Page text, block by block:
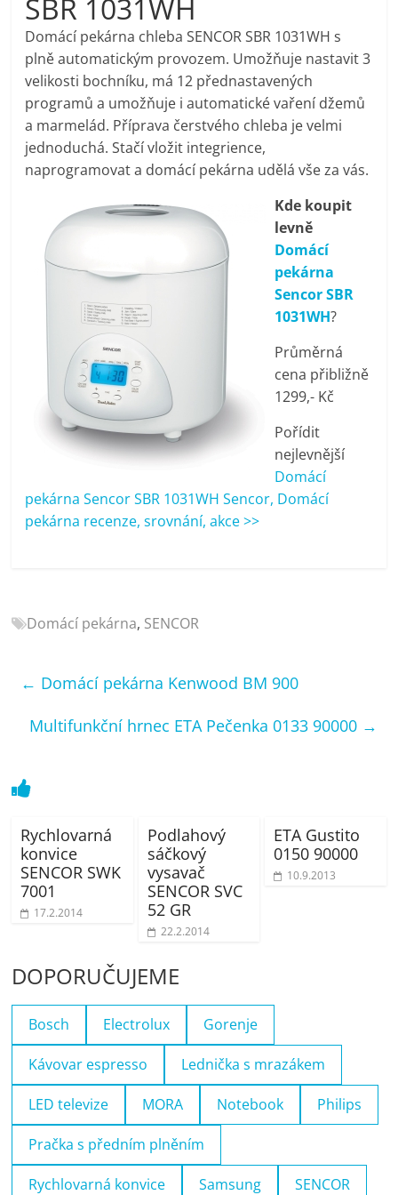
pračky,
televize,
notebooky,
mobilní
telefony,
kávovary,
bazény
elektronika
porovnání
Elektro
pračky,
televize,
bazény
SBR 1031WH
Domácí pekárna chleba SENCOR SBR 1031WH s
plně automatickým provozem. Umožňuje nastavit 3
velikosti bochníku, má 12 přednastavených
programů a umožňuje i automatické vaření džemů
a marmelád. Příprava čerstvého chleba je velmi
jednoduchá. Stačí vložit integrience,
naprogramovat a domácí pekárna udělá vše za vás.
Kde koupit
levně
Domácí
pekárna
Sencor SBR
1031WH?
Průměrná
cena přibližně
1299,- Kč
Pořídit
nejlevnější
Domácí
pekárna Sencor SBR 1031WH Sencor, Domácí
pekárna recenze, srovnání, akce >>
Domácí pekárna, SENCOR
← Domácí pekárna Kenwood BM 900
Multifunkční hrnec ETA Pečenka 0133 90000 →
Rychlovarná
konvice
SENCOR SWK
7001
17.2.2014
Podlahový
sáčkový
vysavač
SENCOR SVC
52 GR
22.2.2014
ETA Gustito
0150 90000
10.9.2013
DOPORUČUJEME
Bosch Electrolux Gorenje
Kávovar espresso Lednička s mrazákem
LED televize MORA Notebook Philips
Pračka s předním plněním
Rychlovarná konvice Samsung SENCOR